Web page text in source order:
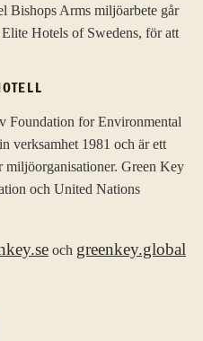
Bishops Arms miljöarbete går
Hotels of Swedens, för att
Foundation for Environmental
verksamhet 1981 och är ett
miljöorganisationer. Green Key
och United Nations
och greenkey.global